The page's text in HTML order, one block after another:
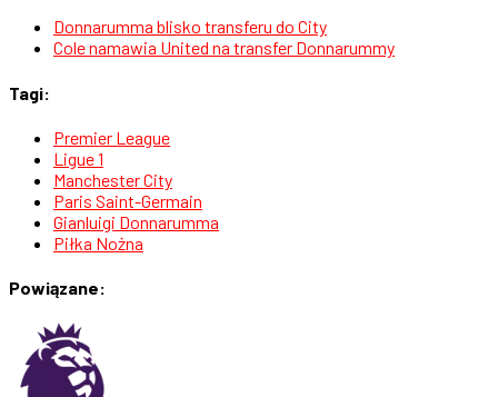
Donnarumma blisko transferu do City
Cole namawia United na transfer Donnarummy
Tagi:
Premier League
Ligue 1
Manchester City
Paris Saint-Germain
Gianluigi Donnarumma
Piłka Nożna
Powiązane: